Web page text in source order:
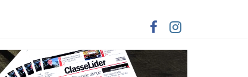
DEVEM USAR ROTAS ALTERNATIVAS